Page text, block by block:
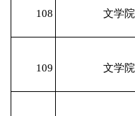
108 文学院
109 文学院